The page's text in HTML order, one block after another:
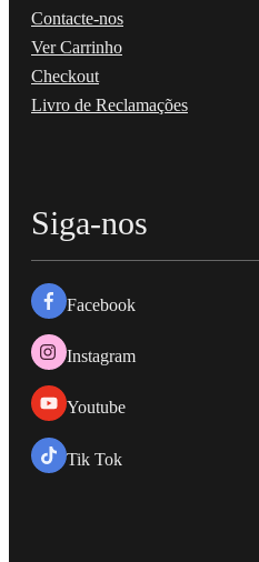
Contacte-nos
Ver Carrinho
Checkout
Livro de Reclamações
Siga-nos
Facebook
Instagram
Youtube
Tik Tok